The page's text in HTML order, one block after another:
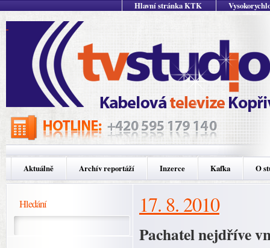
Hlavní stránka KTK
Aktuálně Archív reportáží Inzerce Kafka O
Hledání 17. 8. 2010
Pachatel nejdříve